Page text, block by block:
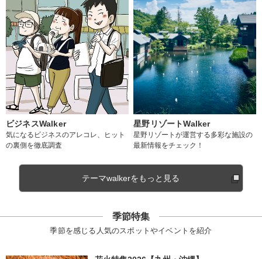
ビジネスWalker
気になるビジネスのアレコレ、ヒット
の裏側を徹底調査
星野リゾートWalker
星野リゾートが運営する多彩な施設の
最新情報をチェック！
テーマwalkerをもっと見る
季節特集
季節を感じる人気のスポットやイベントを紹介